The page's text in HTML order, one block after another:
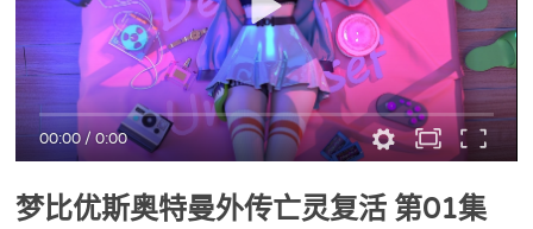
00:00/0:00
梦比优斯奥特曼外传亡灵复活 第01集